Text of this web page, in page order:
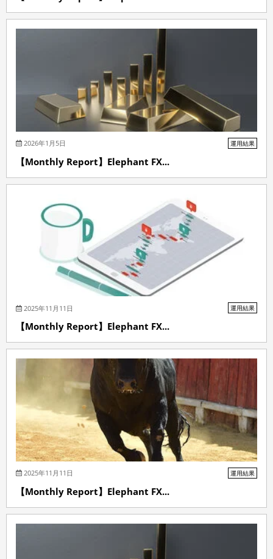
2026年1月5日 運用結果
【Monthly Report】Elephant FX...
2025年11月11日 運用結果
【Monthly Report】Elephant FX...
2025年11月11日 運用結果
【Monthly Report】Elephant FX...